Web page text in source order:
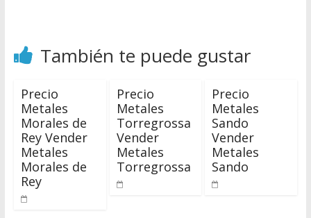
También te puede gustar
Precio
Metales
Morales de
Rey Vender
Metales
Morales de
Rey
Precio
Metales
Torregrossa
Vender
Metales
Torregrossa
Precio
Metales
Sando
Vender
Metales
Sando